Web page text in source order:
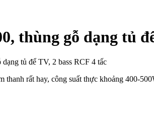
thùng gỗ dạng tủ
thanh rất hay, công suất thực khoảng 400-